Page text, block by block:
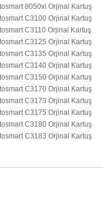
8050xi Orjinal Kartuş
C3100 Orjinal Kartuş
C3110 Orjinal Kartuş
C3125 Orjinal Kartuş
C3135 Orjinal Kartuş
C3140 Orjinal Kartuş
C3150 Orjinal Kartuş
C3170 Orjinal Kartuş
C3173 Orjinal Kartuş
C3175 Orjinal Kartuş
C3180 Orjinal Kartuş
C3183 Orjinal Kartuş